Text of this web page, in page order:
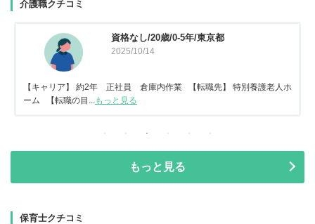
介護職クチコミ
資格なし/20歳/0-5年/東京都
2025/10/14
【キャリア】 約2年 正社員 倉庫内作業 【転職先】 特別養護老人ホ
ーム 【転職の目...
もっと見る
もっと見る
保育士クチコミ